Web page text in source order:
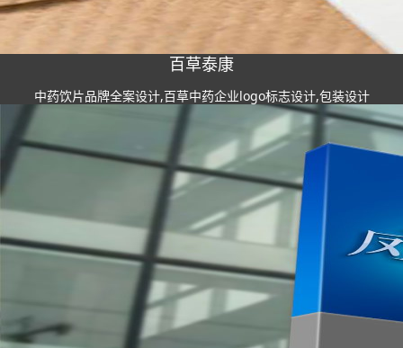
百草泰康
中药饮片品牌全案设计,百草中药企业logo标志设计,包装设计